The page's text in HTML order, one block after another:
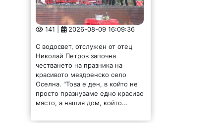
Оселна. "Това е ден, в който не
просто празнуваме едно красиво
място, а нашия дом, който...
Светла Кирова стана
председател на
Прогресивна
България в Хайредин